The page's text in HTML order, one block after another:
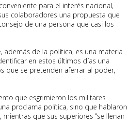
para el interés nacional,
colaboradores una propuesta que
de una persona que casi los
de la política, es una materia
en estos últimos días una
que se pretenden aferrar al poder,
que esgrimieron los militares
proclama política, sino que hablaron
que sus superiores “se llenan